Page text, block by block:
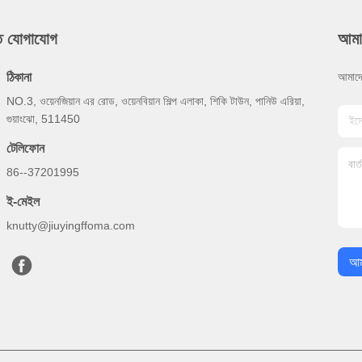
যোগাযোগ
ঠিকানা
NO.3, ওয়েনজিয়ান এর রোড, ওয়েনবিয়ান শিল্প এলাকা, শিকি টাউন, পানিউ এরিয়া,
গুয়াংঝো, 511450
টেলিফোন
86--37201995
ই-মেইল
knutty@jiuyingffoma.com